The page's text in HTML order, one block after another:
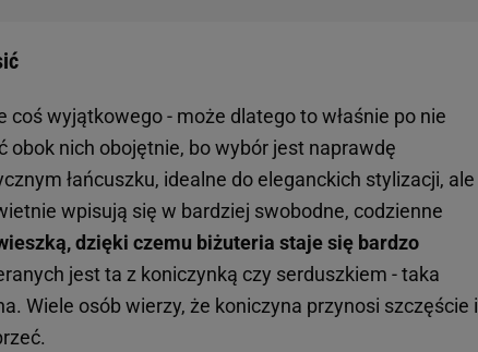
coś wyjątkowego - może dlatego to właśnie po nie
obok nich obojętnie, bo wybór jest naprawdę
łańcuszku, idealne do eleganckich stylizacji, ale
wpisują się w bardziej swobodne, codzienne
dzięki czemu biżuteria staje się bardzo
jest ta z koniczynką czy serduszkiem - taka
Wiele osób wierzy, że koniczyna przynosi szczęście i